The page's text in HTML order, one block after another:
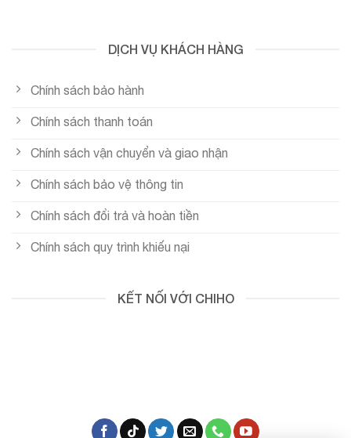
DỊCH VỤ KHÁCH HÀNG
Chính sách bảo hành
Chính sách thanh toán
Chính sách vận chuyển và giao nhận
Chính sách bảo vệ thông tin
Chính sách đổi trả và hoàn tiền
Chính sách quy trình khiếu nại
KẾT NỐI VỚI CHIHO